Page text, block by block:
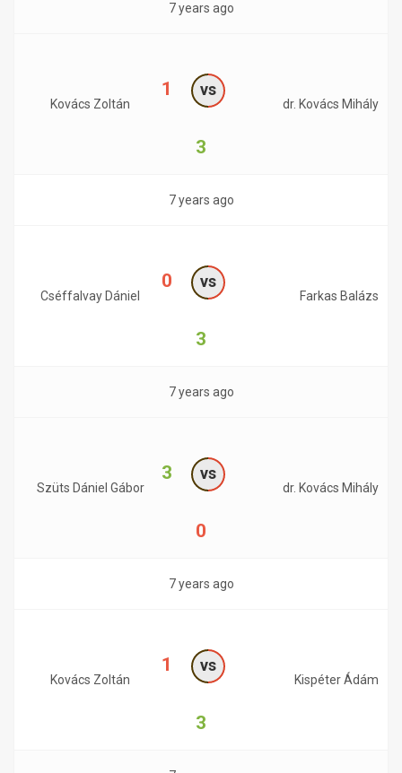
7 years ago
Kovács Zoltán
1 vs
3
dr. Kovács Mihály
7 years ago
Cséffalvay Dániel
0 vs
3
Farkas Balázs
7 years ago
Szüts Dániel Gábor
3 vs
0
dr. Kovács Mihály
7 years ago
Kovács Zoltán
1 vs
3
Kispéter Ádám